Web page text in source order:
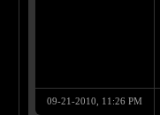
09-21-2010, 11:26 PM